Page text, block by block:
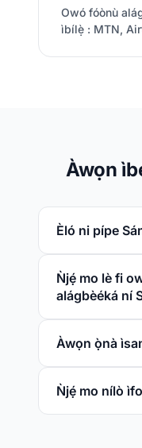
Owó fóònù
ìbílẹ̀ : MTN,
Àwọn
Èló ni pípe
Ǹjẹ́ mo lè fi
alágbèéká ní
Àwọn ọ̀nà
Ǹjẹ́ mo nílò